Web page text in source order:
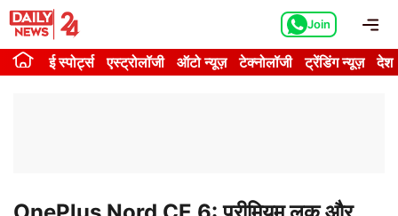
Skip
content
Join
ई स्पोर्ट्स एस्ट्रोलॉजी ऑटो न्यूज़ टेक्नोलॉजी ट्रेंडिंग न्यूज़ देश